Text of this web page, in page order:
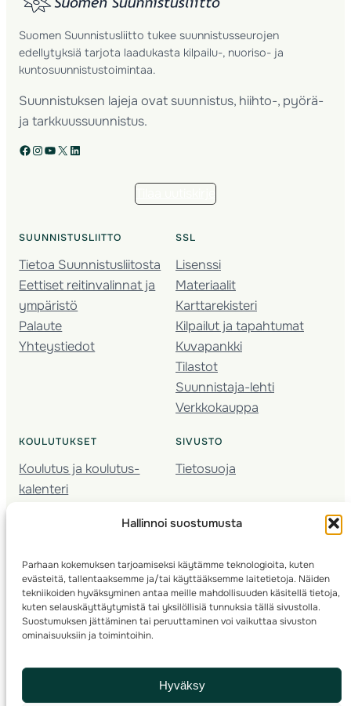
Hallinnoi suostumusta
Parhaan kokemuksen tarjoamiseksi käytämme teknologioita, kuten
evästeitä, tallentaaksemme ja/tai käyttääksemme laitetietoja. Näiden
tekniikoiden hyväksyminen antaa meille mahdollisuuden käsitellä tietoja,
kuten selauskäyttäytymistä tai yksilöllisiä tunnuksia tällä sivustolla.
Suostumuksen jättäminen tai peruuttaminen voi vaikuttaa sivuston
ominaisuuksiin ja toimintoihin.
Hyväksy
Suomen Suunnistusliitto tukee suunnistusseurojen
edellytyksiä tarjota laadukasta kilpailu-, nuoriso- ja
kuntosuunnistustoimintaa.
Suunnistuksen lajeja ovat suunnistus, hiihto-, pyörä-
ja tarkkuussuunnistus.
Facebook Instagram YouTube X LinkedIn
SUUNNISTUSLIITTO
Tietoa Suunnistusliitosta
Eettiset reitinvalinnat ja
ympäristö
Palaute
Yhteystiedot
SSL
Lisenssi
Materiaalit
Karttarekisteri
Kilpailut ja tapahtumat
Kuvapankki
Tilastot
Suunnistaja-lehti
Verkkokauppa
KOULUTUKSET
Koulutus ja koulutus­
kalenteri
Seura­kehittäminen
Kartoitus
Ratamestari
SIVUSTO
Tietosuoja
© 2025 ·Suomen Suunnistusliitto· Valimotie 10, 00380 Helsinki, Finland
info(a)suunnistusliitto.fi,Rastilipun asiat: rastilippu(a)suunnistusliitto.fi
Kilpailut ja kuntorastit – Rastilippu:::Rastilipun ohjeet